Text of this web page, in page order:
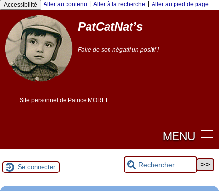
Panneau de gestion des cookies
Accessibilité Aller au contenu Aller à la recherche Aller au pied de page
PatCatNat’s
Faire de son négatif un positif !
Site personnel de Patrice MOREL.
MENU
Se connecter